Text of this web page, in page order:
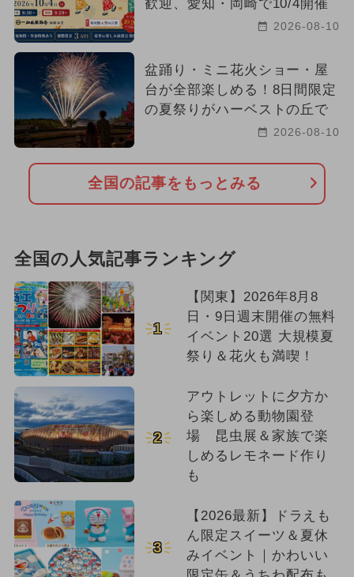
歓迎、愛知・岡崎で10/4開催
2026-08-10
盆踊り・ミニ花火ショー・屋
台が全部楽しめる！8日間限定
の夏祭りがハーベストの丘で
2026-08-10
全国の記事をもっとみる
全国の人気記事ランキング
1
【関東】2026年8月8
日・9日週末開催の無料
イベント20選 大規模夏
祭り＆花火も満喫！
2
アウトレットに夕方か
ら楽しめる動物園登
場 昆虫展＆家族で楽
しめるレモネード作り
も
3
【2026最新】ドラえも
ん限定スイーツ＆夏休
みイベント｜かわいい